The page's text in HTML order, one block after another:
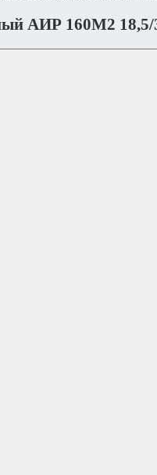
АИР 160M2